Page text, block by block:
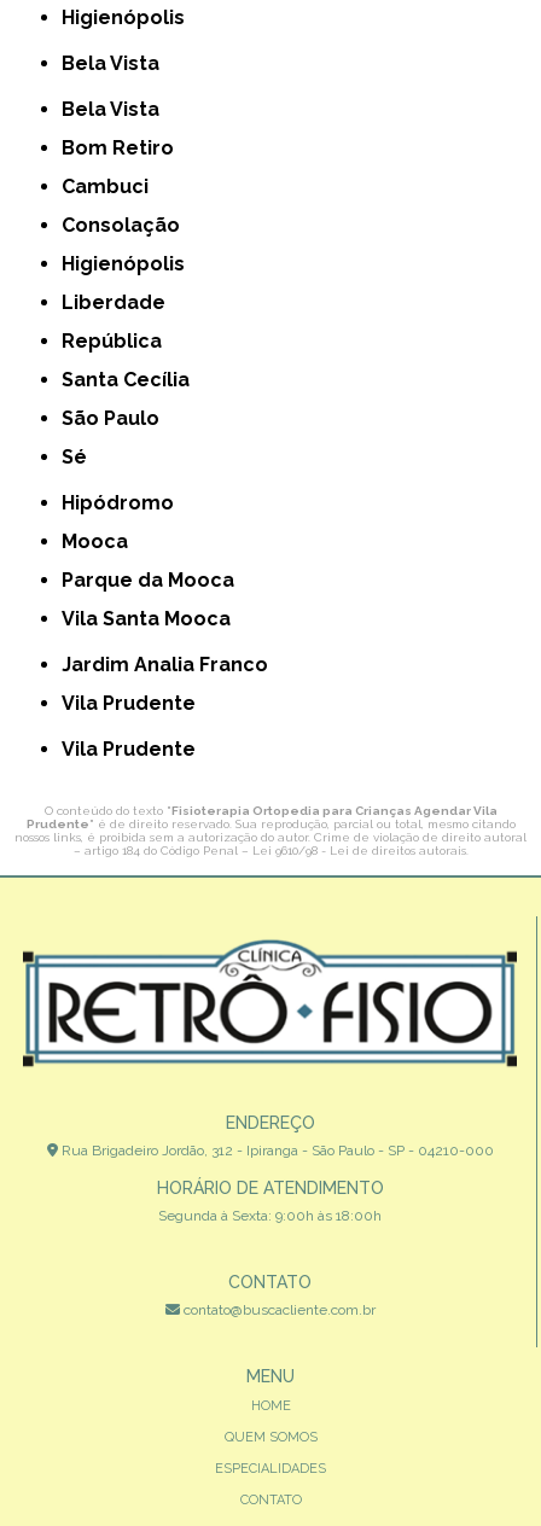
Higienópolis
Bela Vista
Bela Vista
Bom Retiro
Cambuci
Consolação
Higienópolis
Liberdade
República
Santa Cecília
São Paulo
Sé
Hipódromo
Mooca
Parque da Mooca
Vila Santa Mooca
Jardim Analia Franco
Vila Prudente
Vila Prudente
O conteúdo do texto "Fisioterapia Ortopedia para Crianças Agendar Vila
Prudente" é de direito reservado. Sua reprodução, parcial ou total, mesmo citando
nossos links, é proibida sem a autorização do autor. Crime de violação de direito autoral
– artigo 184 do Código Penal – Lei 9610/98 - Lei de direitos autorais.
ENDEREÇO
Rua Brigadeiro Jordão, 312 - Ipiranga - São Paulo - SP - 04210-000
HORÁRIO DE ATENDIMENTO
Segunda à Sexta: 9:00h às 18:00h
CONTATO
contato@buscacliente.com.br
MENU
HOME
QUEM SOMOS
ESPECIALIDADES
CONTATO